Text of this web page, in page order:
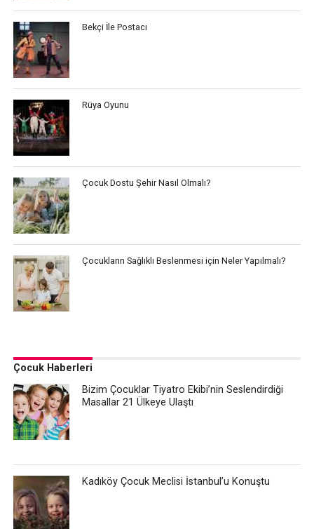
Bekçi İle Postacı
Rüya Oyunu
Çocuk Dostu Şehir Nasıl Olmalı?
Çocukların Sağlıklı Beslenmesi için Neler Yapılmalı?
Çocuk Haberleri
Bizim Çocuklar Tiyatro Ekibi’nin Seslendirdiği
Masallar 21 Ülkeye Ulaştı
Kadıköy Çocuk Meclisi İstanbul’u Konuştu